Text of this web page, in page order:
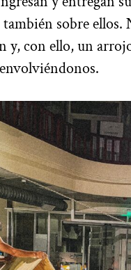
sobre
y, con ello, un